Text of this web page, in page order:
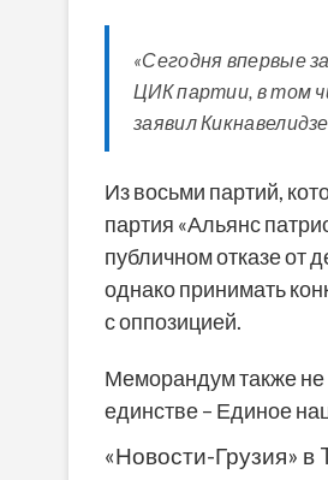
«Сегодня впервые
ЦИК партии, в том
заявил
Из восьми партий,
партия «Альянс
публичном отказе от
однако принимать
с оппозицией.
Меморандум также не
единстве – Единое
«Новости-Грузия» в